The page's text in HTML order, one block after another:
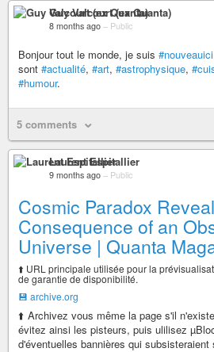
Guy Valcourt (ex Quanta)
8 months ago – Public
Bonjour tout le monde, je suis #nouveauici
sont #actualité, #art, #astrophysique,
#humour.
5 comments
Laurent Espitallier
9 months ago – Public
Cosmic Paradox
Consequence of an
Universe | Quanta
⬆️ URL principale utilisée pour la
de garantie de disponibilité.
💾 archive.org
⬆️ Archivez vous même la page s'il
évitez ainsi les pisteurs, puis ulilisez
d'éventuelles bannières qui subsisteraient